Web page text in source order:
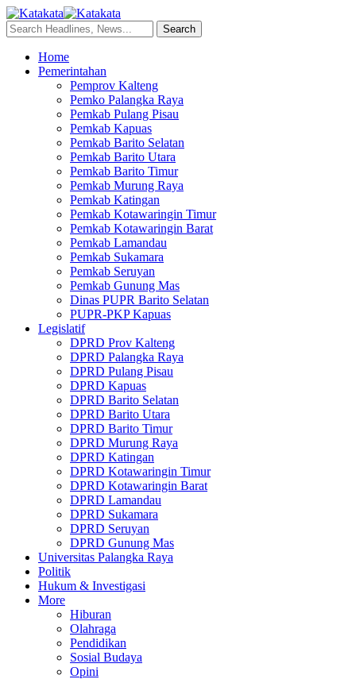
Home
Pemerintahan
Pemprov Kalteng
Pemko Palangka Raya
Pemkab Pulang Pisau
Pemkab Kapuas
Pemkab Barito Selatan
Pemkab Barito Utara
Pemkab Barito Timur
Pemkab Murung Raya
Pemkab Katingan
Pemkab Kotawaringin Timur
Pemkab Kotawaringin Barat
Pemkab Lamandau
Pemkab Sukamara
Pemkab Seruyan
Pemkab Gunung Mas
Dinas PUPR Barito Selatan
PUPR-PKP Kapuas
Legislatif
DPRD Prov Kalteng
DPRD Palangka Raya
DPRD Pulang Pisau
DPRD Kapuas
DPRD Barito Selatan
DPRD Barito Utara
DPRD Barito Timur
DPRD Murung Raya
DPRD Katingan
DPRD Kotawaringin Timur
DPRD Kotawaringin Barat
DPRD Lamandau
DPRD Sukamara
DPRD Seruyan
DPRD Gunung Mas
Universitas Palangka Raya
Politik
Hukum & Investigasi
More
Hiburan
Olahraga
Pendidikan
Sosial Budaya
Opini